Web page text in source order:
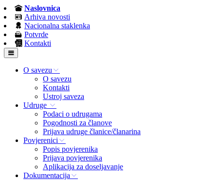
Naslovnica
Arhiva novosti
Nacionalna staklenka
Potvrde
Kontakti
O savezu
O savezu
Kontakti
Ustroj saveza
Udruge
Podaci o udrugama
Pogodnosti za članove
Prijava udruge članice/članarina
Povjerenici
Popis povjerenika
Prijava povjerenika
Aplikacija za doseljavanje
Dokumentacija